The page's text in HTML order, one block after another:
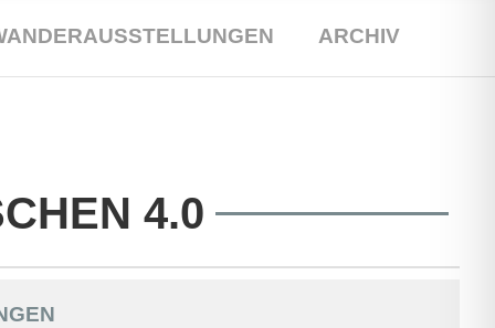
ARCHIV
4.0